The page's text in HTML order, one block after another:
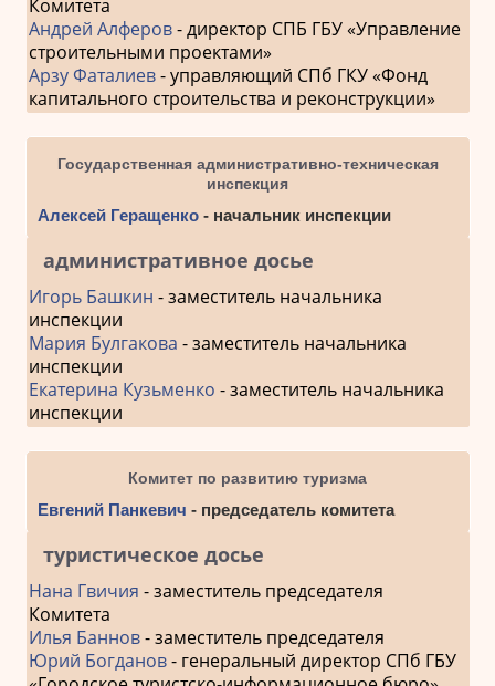
Комитета
Андрей Алферов- директор СПБ ГБУ «Управление
строительными проектами»
Арзу Фаталиев- управляющий СПб ГКУ «Фонд
капитального строительства и реконструкции»
Государственная административно-техническая
инспекция
Алексей Геращенко- начальник инспекции
административное досье
Игорь Башкин - заместитель начальника
инспекции
Мария Булгакова - заместитель начальника
инспекции
Екатерина Кузьменко - заместитель начальника
инспекции
Комитет по развитию туризма
Евгений Панкевич - председатель комитета
туристическое досье
Нана Гвичия - заместитель председателя
Комитета
Илья Баннов- заместитель председателя
Юрий Богданов- генеральный директор СПб ГБУ